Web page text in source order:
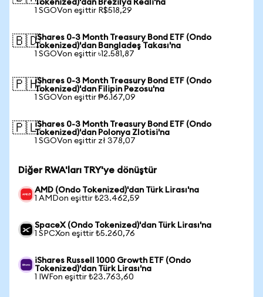
Tokenized)'dan Brezilya Reali'na
1 SGOVon eşittir R$518,29
🇧🇩iShares 0-3 Month Treasury Bond ETF (Ondo
Tokenized)'dan Bangladeş Takası'na
1 SGOVon eşittir ৳12.581,87
🇵🇭iShares 0-3 Month Treasury Bond ETF (Ondo
Tokenized)'dan Filipin Pezosu'na
1 SGOVon eşittir ₱6.167,09
🇵🇱iShares 0-3 Month Treasury Bond ETF (Ondo
Tokenized)'dan Polonya Zlotisi'na
1 SGOVon eşittir zł 378,07
Diğer RWA'ları TRY'ye dönüştür
AMD (Ondo Tokenized)'dan Türk Lirası'na
1 AMDon eşittir ₺23.462,59
SpaceX (Ondo Tokenized)'dan Türk Lirası'na
1 SPCXon eşittir ₺5.260,76
iShares Russell 1000 Growth ETF (Ondo
Tokenized)'dan Türk Lirası'na
1 IWFon eşittir ₺23.763,60